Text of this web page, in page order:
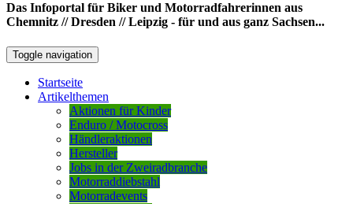
Das Infoportal für Biker und Motorradfahrerinnen aus
Chemnitz // Dresden // Leipzig - für und aus ganz Sachsen...
Toggle navigation
Startseite
Artikelthemen
Aktionen für Kinder
Enduro / Motocross
Händleraktionen
Hersteller
Jobs in der Zweiradbranche
Motorraddiebstahl
Motorradevents